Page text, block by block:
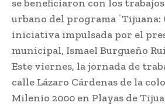
se beneficiaron con los
urbano del programa ˈTijuana:
iniciativa impulsada por el
municipal, Ismael Burgueño
Este viernes, la jornada de
calle Lázaro Cárdenas de la
Milenio 2000 en Playas de